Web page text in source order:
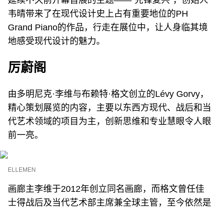
韦晴带来了在现代设计史上占有重要地位的PH
Grand Piano的作品，行走在展位中，让人身临其境
地感受现代设计的魅力。
厉蔚阁
由多明尼克·李维与布赖特·格文创立的Lévy Gorvy，
精心策划展览的内容，主要以东西方现代、战后和当
代艺术领域的项目为主，创新思维和专业慧眼令人眼
前一亮。
ELLEMEN
画廊主李维于2012年创立同名画廊，而格文曾任佳
士得战后及当代艺术部主席兼全球主管，至今依然是